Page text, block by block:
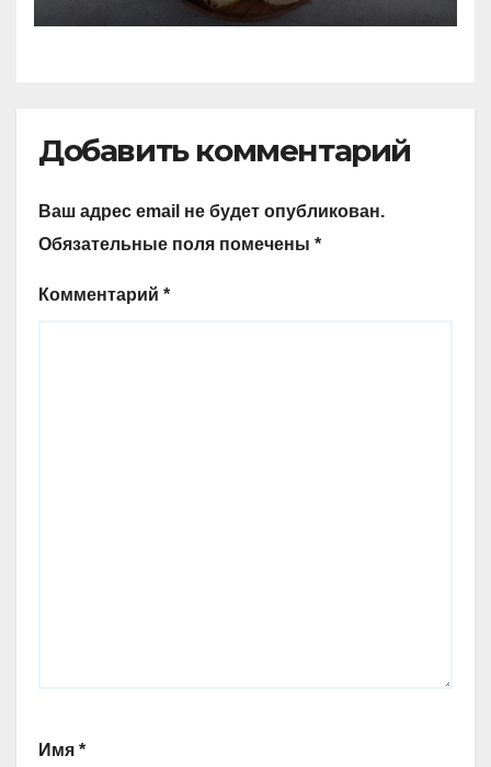
Добавить комментарий
Ваш адрес email не будет опубликован.
Обязательные поля помечены *
Комментарий *
Имя *